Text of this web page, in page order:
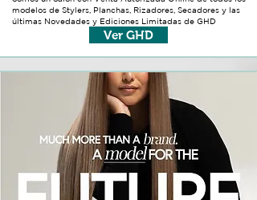
modelos de Stylers, Planchas, Rizadores, Secadores y las
últimas Novedades y Ediciones Limitadas de GHD
Ver GHD